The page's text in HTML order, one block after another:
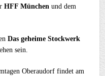
HFF München und dem
Das geheime Stockwerk
sein.
Oberaudorf findet am